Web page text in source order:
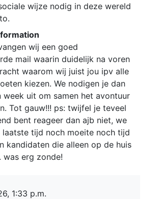
wijze nodig in deze wereld
wij een goed
mail waarin duidelijk na voren
waarom wij juist jou ipv alle
kiezen. We nodigen je dan
week uit om samen het avontuur
Tot gauw!!! ps: twijfel je teveel
bent reageer dan ajb niet, we
laatste tijd noch moeite noch tijd
kandidaten die alleen op de huis
was erg zonde!
1:33 p.m.